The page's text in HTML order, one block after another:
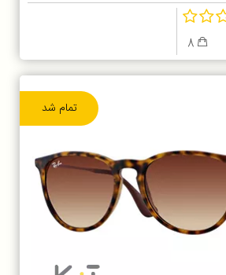
8
تمام شد